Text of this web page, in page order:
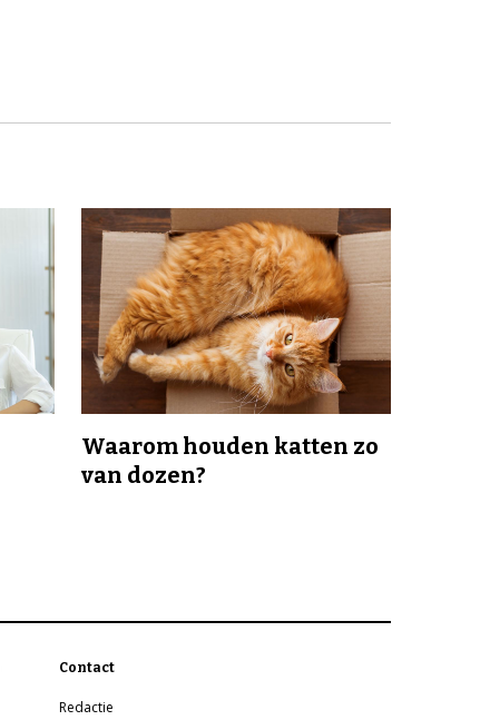
Waarom houden katten zo
van dozen?
Contact
Redactie